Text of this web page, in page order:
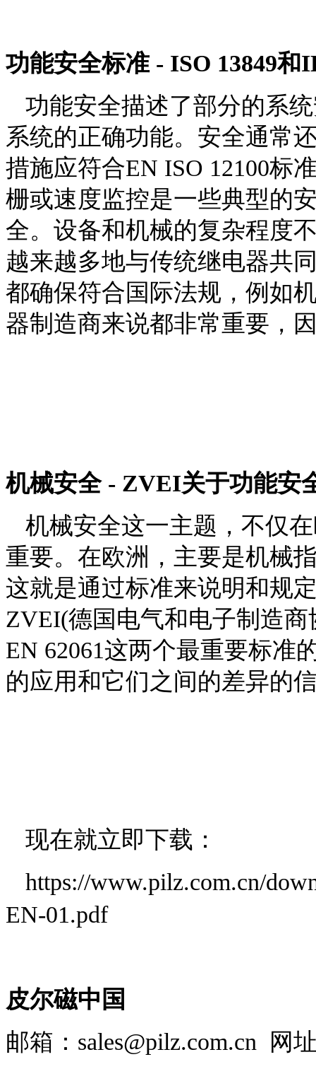
功能安全标准 - ISO 13849和
功能安全描述了部分的系
系统的正确功能。安全通常
措施应符合EN ISO 12100标
栅或速度监控是一些典型的
全。设备和机械的复杂程度
越来越多地与传统继电器共
都确保符合国际法规，例如
器制造商来说都非常重要，
机械安全 - ZVEI关于功能安
机械安全这一主题 ， 不仅
重要。在欧洲，主要是机械
这就是通过标准来说明和规
ZVEI(德国电气和电子制造商
EN 62061这两个最重要标准
的应用和它们之间的差异的
现在就立即下载：
https://www.pilz.com.cn/
EN-01.pdf
皮尔磁中国
邮箱 ： sales@pilz.com.cn 网